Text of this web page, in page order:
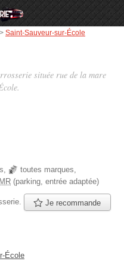
> Saint-Sauveur-sur-École
située rue de la mare
, toutes marques,
(parking, entrée adaptée)
Je recommande
École